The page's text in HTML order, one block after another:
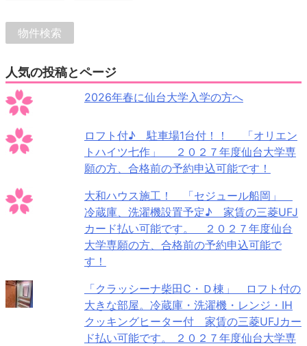
人気の投稿とページ
2026年春に仙台大学入学の方へ
ロフト付♪ 駐車場1台付！！ 「オリエン
トハイツ七作」 ２０２７年度仙台大学専
願の方、合格前の予約申込可能です！
大和ハウス施工！ 「セジュール船岡」
冷蔵庫、洗濯機設置予定♪ 家賃の三菱UFJ
カード払い可能です。 ２０２７年度仙台
大学専願の方、合格前の予約申込可能で
す！
「クラッシーナ柴田C・Ｄ棟」 ロフト付の
大きな部屋。冷蔵庫・洗濯機・レンジ・IH
クッキングヒーター付 家賃の三菱UFJカー
ド払い可能です。 ２０２７年度仙台大学専